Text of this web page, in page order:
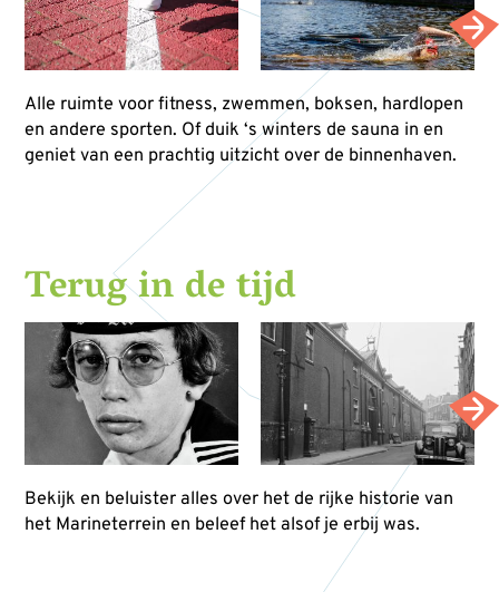
Alle ruimte voor fitness, zwemmen, boksen, hardlopen
en andere sporten. Of duik ‘s winters de sauna in en
geniet van een prachtig uitzicht over de binnenhaven.
Terug in de tijd
Bekijk en beluister alles over het de rijke historie van
het Marineterrein en beleef het alsof je erbij was.